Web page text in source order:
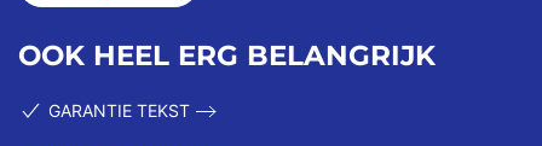
OOK HEEL ERG BELANGRIJK
GARANTIE TEKST